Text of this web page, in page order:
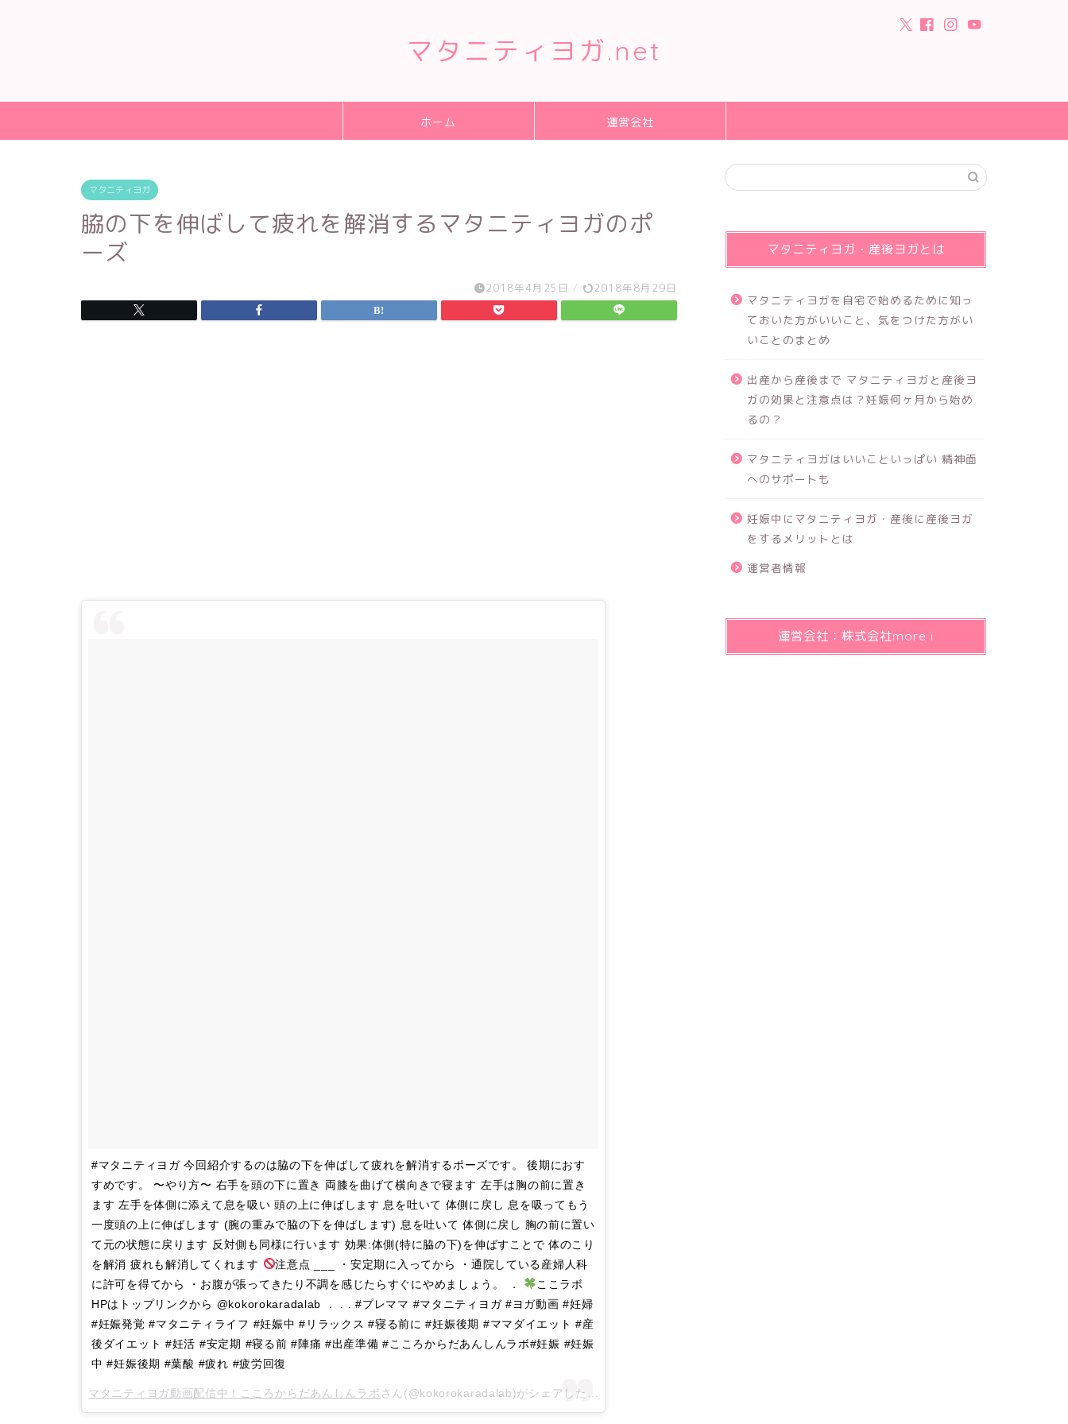
マタニティヨガ.net
ホーム 運営会社
マタニティヨガ
脇の下を伸ばして疲れを解消するマタニティヨガのポ
ーズ
2018年4月25日 / 2018年8月29日
#マタニティヨガ 今回紹介するのは脇の下を伸ばして疲れを解消するポーズです。 後期におす
すめです。 〜やり方〜 右手を頭の下に置き 両膝を曲げて横向きで寝ます 左手は胸の前に置き
ます 左手を体側に添えて息を吸い 頭の上に伸ばします 息を吐いて 体側に戻し 息を吸ってもう
一度頭の上に伸ばします (腕の重みで脇の下を伸ばします) 息を吐いて 体側に戻し 胸の前に置い
て元の状態に戻ります 反対側も同様に行います 効果:体側(特に脇の下)を伸ばすことで 体のこり
を解消 疲れも解消してくれます
注意点 ___ ・安定期に入ってから ・通院している産婦人科
に許可を得てから ・お腹が張ってきたり不調を感じたらすぐにやめましょう。 ．
ここラボ
HPはトップリンクから @kokorokaradalab ． . . #プレママ #マタニティヨガ #ヨガ動画 #妊婦
#妊娠発覚 #マタニティライフ #妊娠中 #リラックス #寝る前に #妊娠後期 #ママダイエット #産
後ダイエット #妊活 #安定期 #寝る前 #陣痛 #出産準備 #こころからだあんしんラボ#妊娠 #妊娠
中 #妊娠後期 #葉酸 #疲れ #疲労回復
マタニティヨガ動画配信中！こころからだあんしんラボ さん(@kokorokaradalab)がシェアした投稿 –
マタニティヨガ・産後ヨガとは
マタニティヨガを自宅で始めるために知っ
ておいた方がいいこと、気をつけた方がい
いことのまとめ
出産から産後まで マタニティヨガと産後ヨ
ガの効果と注意点は？妊娠何ヶ月から始め
るの？
マタニティヨガはいいこといっぱい 精神面
へのサポートも
妊娠中にマタニティヨガ・産後に産後ヨガ
をするメリットとは
運営者情報
運営会社：株式会社more i